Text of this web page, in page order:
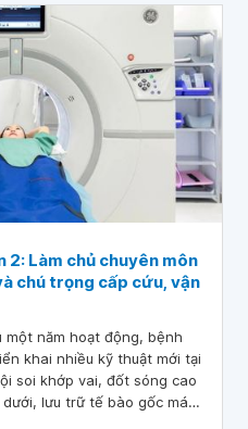
2: Làm chủ chuyên môn
chú trọng cấp cứu, vận
một năm hoạt động, bệnh
khai nhiều kỹ thuật mới tại
soi khớp vai, đốt sóng cao
lưu trữ tế bào gốc máu